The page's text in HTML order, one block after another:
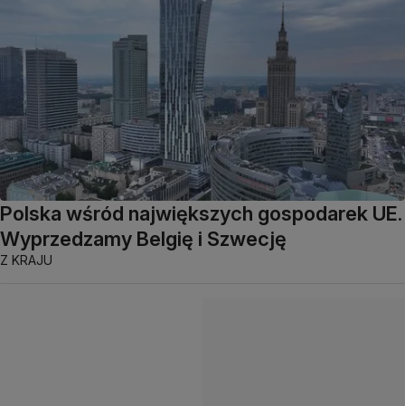
Polska wśród największych gospodarek UE.
Wyprzedzamy Belgię i Szwecję
Z KRAJU